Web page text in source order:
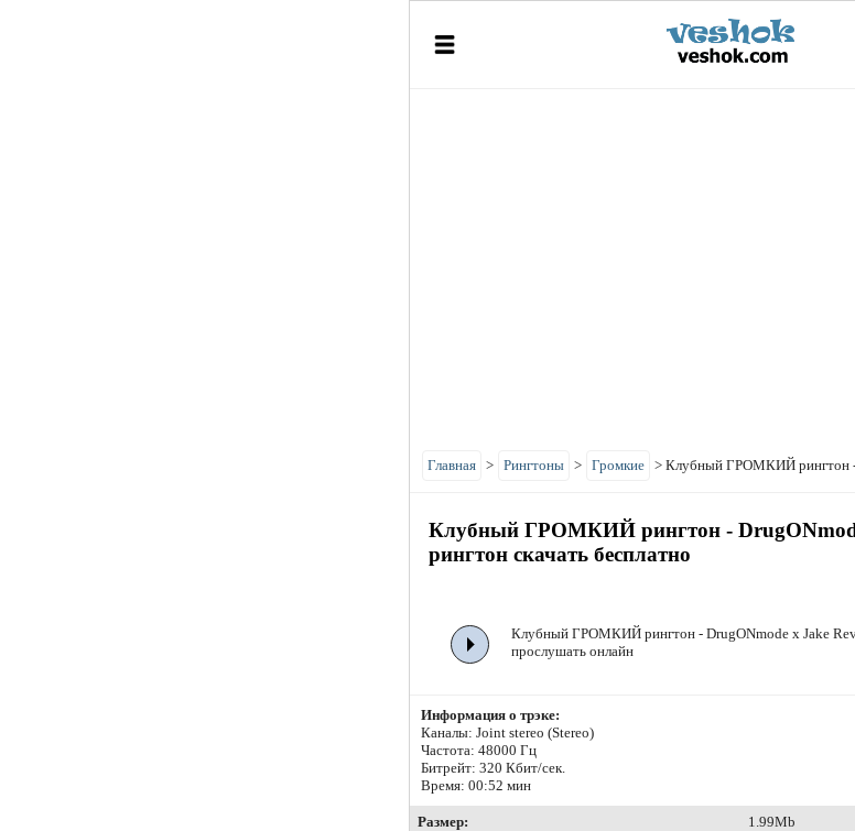
Главная > Рингтоны > Громкие > Клубный ГРОМКИЙ рингтон -
Клубный ГРОМКИЙ рингтон -
рингтон скачать бесплатно
Клубный ГРОМКИЙ рингтон - DrugONmode x Jake
прослушать онлайн
Информация о трэке:
Каналы: Joint stereo (Stereo)
Частота: 48000 Гц
Битрейт: 320 Кбит/сек.
Время: 00:52 мин
Размер:
1.99Mb